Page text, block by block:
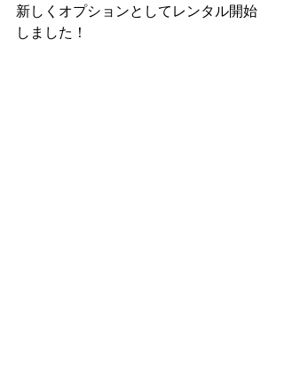
新しくオプションとしてレンタル開始
しました！